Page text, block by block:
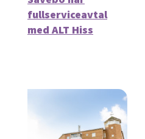
fullserviceavtal
med ALT Hiss